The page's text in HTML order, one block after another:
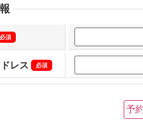
必須
レス 必須